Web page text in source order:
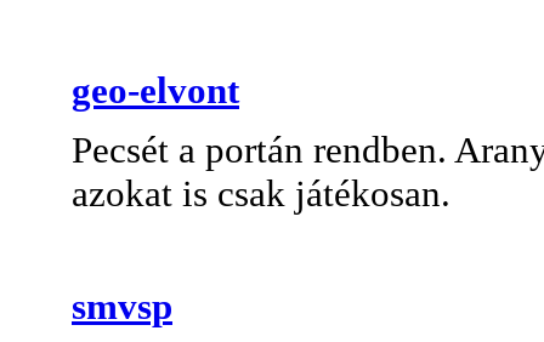
geo-elvont
Pecsét a portán rendben.
azokat is csak játékosan.
smvsp